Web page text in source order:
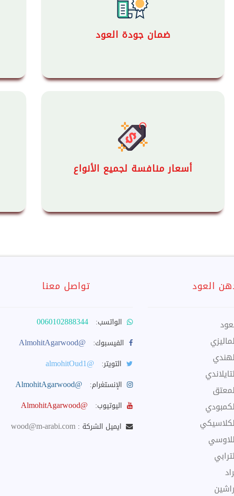
ضمان جودة العود
أسعار منافسة لجميع الأنواع
العود تواصل معنا
الواتسب: 0060102888344
الفيسبوك: @AlmohitAgarwood
التويتر: @almohitOud1
الإنستغرام: @AlmohitAgarwood
اليوتيوب: @AlmohitAgarwood
ايميل الشركة : wood@m-arabi.com